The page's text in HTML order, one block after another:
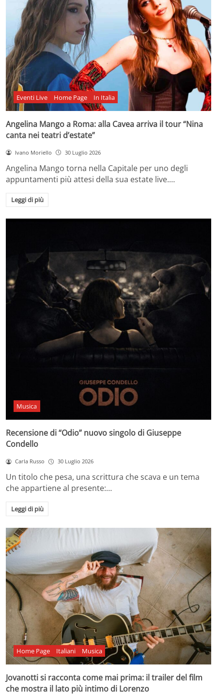
Eventi Live Home Page In Italia
Angelina Mango a Roma: alla Cavea arriva il tour “Nina
canta nei teatri d’estate”
Ivano Moriello 30 Luglio 2026
Angelina Mango torna nella Capitale per uno degli
appuntamenti più attesi della sua estate live.…
Leggi di più
Musica
Recensione di “Odio” nuovo singolo di Giuseppe
Condello
Carla Russo 30 Luglio 2026
Un titolo che pesa, una scrittura che scava e un tema
che appartiene al presente:…
Leggi di più
Home Page Italiani Musica
Jovanotti si racconta come mai prima: il trailer del film
che mostra il lato più intimo di Lorenzo